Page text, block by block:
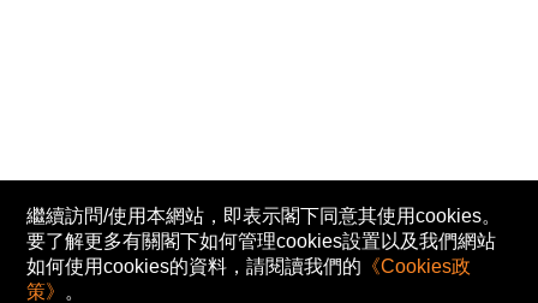
繼續訪問/使用本網站，即表示閣下同意其使用cookies。
要了解更多有關閣下如何管理cookies設置以及我們網站
如何使用cookies的資料，請閱讀我們的 《Cookies政
策》 。